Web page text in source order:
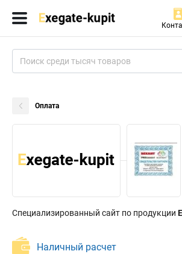
Оплата
Специализированный сайт по продукции
Наличный расчет